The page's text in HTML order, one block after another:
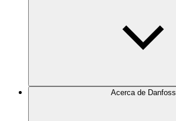
Acerca de Danfoss